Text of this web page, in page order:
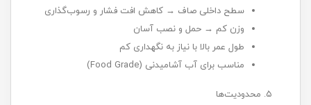
سطح داخلی صاف → کاهش افت فشار و رسوب‌گذاری
وزن کم → حمل و نصب آسان
طول عمر بالا با نیاز به نگهداری کم
مناسب برای آب آشامیدنی (Food Grade)
۵. محدودیت‌ها